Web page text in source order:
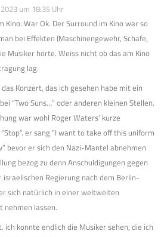
um 18:35 Uhr
Kino. War Ok. Der Surround im Kino war so
bei Effekten (Maschinengewehr, Schafe,
Musiker hörte. Weiss nicht ob das am Kino
lag.
Konzert, das ich gesehen habe mit ein
“Two Suns…” oder anderen kleinen Stellen.
war wohl Roger Waters’ kurze
er sang “I want to take off this uniform
bevor er sich den Nazi-Mantel abnehmen
bezog zu denn Anschuldigungen gegen
israelischen Regierung nach dem Berlin-
sich natürlich in einer weltweiten
nehmen lassen.
ich konnte endlich die Musiker sehen, die ich